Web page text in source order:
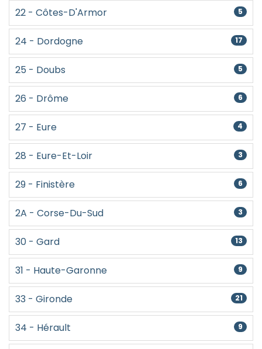
22 - Côtes-D'Armor 5
24 - Dordogne 17
25 - Doubs 5
26 - Drôme 6
27 - Eure 4
28 - Eure-Et-Loir 3
29 - Finistère 6
2A - Corse-Du-Sud 3
30 - Gard 13
31 - Haute-Garonne 9
33 - Gironde 21
34 - Hérault 9